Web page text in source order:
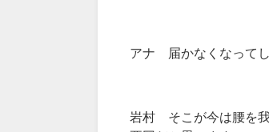
アナ 届かなくなってし
岩村 そこが今は腰を